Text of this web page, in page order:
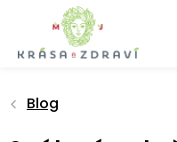
obsah
Blog